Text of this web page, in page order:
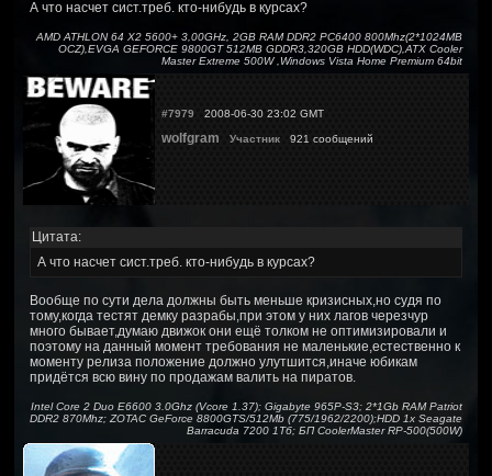
А что насчет сист.треб. кто-нибудь в курсах?
AMD ATHLON 64 X2 5600+ 3,00GHz, 2GB RAM DDR2 PC6400 800Mhz(2*1024MB
OCZ),EVGA GEFORCE 9800GT 512MB GDDR3,320GB HDD(WDC),ATX Cooler
Master Extreme 500W ,Windows Vista Home Premium 64bit
#7979 2008-06-30 23:02 GMT
wolfgram Участник 921 сообщений
Цитата:
А что насчет сист.треб. кто-нибудь в курсах?
Вообще по сути дела должны быть меньше кризисных,но судя по
тому,когда тестят демку разрабы,при этом у них лагов черезчур
много бывает,думаю движок они ещё толком не оптимизировали и
поэтому на данный момент требования не маленькие,естественно к
моменту релиза положение должно улутшится,иначе юбикам
придётся всю вину по продажам валить на пиратов.
Intel Core 2 Duo E6600 3.0Ghz (Vcore 1.37); Gigabyte 965P-S3; 2*1Gb RAM Patriot
DDR2 870Mhz; ZOTAC GeForce 8800GTS/512Mb (775/1962/2200);HDD 1x Seagate
Barracuda 7200 1Тб; БП CoolerMaster RP-500(500W)